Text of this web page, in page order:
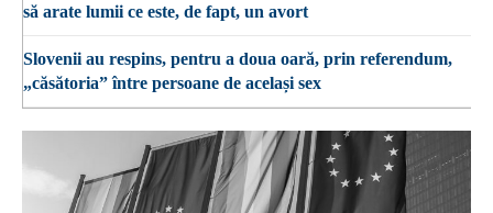
să arate lumii ce este, de fapt, un avort
Slovenii au respins, pentru a doua oară, prin referendum,
„căsătoria” între persoane de același sex